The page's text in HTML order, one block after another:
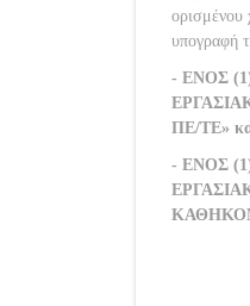
ορισμένου
υπογραφή
- ΕΝΟΣ
ΠΕ/ΤΕ»
- ΕΝΟΣ